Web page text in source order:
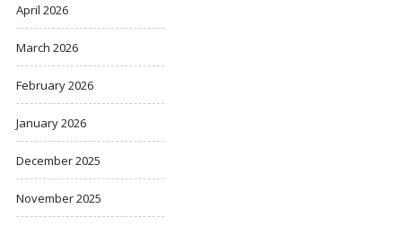
April 2026
March 2026
February 2026
January 2026
December 2025
November 2025